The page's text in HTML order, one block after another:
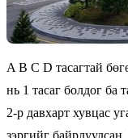
A B C D тасагтай
нь 1 тасаг болдог ба
2-р давхарт хувцас